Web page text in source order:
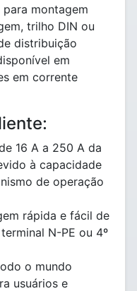
montagem
trilho DIN ou
distribuição
em
em corrente
16 A a 250 A da
à capacidade
de operação
rápida e fácil de
N-PE ou 4º
o mundo
usuários e